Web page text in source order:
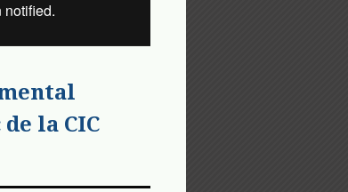
la CIC